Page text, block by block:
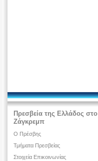
Πρεσβεία της Ελλάδος στο
Ζάγκρεμπ
Ο Πρέσβης
Τμήματα Πρεσβείας
Στοιχεία Επικοινωνίας